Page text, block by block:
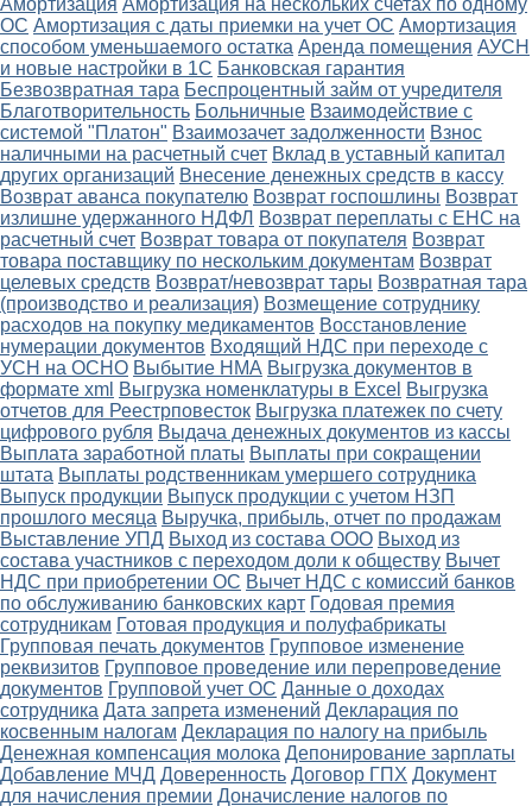
Амортизация Амортизация на нескольких счетах по одному
ОС Амортизация с даты приемки на учет ОС Амортизация
способом уменьшаемого остатка Аренда помещения АУСН
и новые настройки в 1С Банковская гарантия
Безвозвратная тара Беспроцентный займ от учредителя
Благотворительность Больничные Взаимодействие с
системой "Платон" Взаимозачет задолженности Взнос
наличными на расчетный счет Вклад в уставный капитал
других организаций Внесение денежных средств в кассу
Возврат аванса покупателю Возврат госпошлины Возврат
излишне удержанного НДФЛ Возврат переплаты с ЕНС на
расчетный счет Возврат товара от покупателя Возврат
товара поставщику по нескольким документам Возврат
целевых средств Возврат/невозврат тары Возвратная тара
(производство и реализация) Возмещение сотруднику
расходов на покупку медикаментов Восстановление
нумерации документов Входящий НДС при переходе с
УСН на ОСНО Выбытие НМА Выгрузка документов в
формате xml Выгрузка номенклатуры в Excel Выгрузка
отчетов для Реестрповесток Выгрузка платежек по счету
цифрового рубля Выдача денежных документов из кассы
Выплата заработной платы Выплаты при сокращении
штата Выплаты родственникам умершего сотрудника
Выпуск продукции Выпуск продукции с учетом НЗП
прошлого месяца Выручка, прибыль, отчет по продажам
Выставление УПД Выход из состава ООО Выход из
состава участников с переходом доли к обществу Вычет
НДС при приобретении ОС Вычет НДС с комиссий банков
по обслуживанию банковских карт Годовая премия
сотрудникам Готовая продукция и полуфабрикаты
Групповая печать документов Групповое изменение
реквизитов Групповое проведение или перепроведение
документов Групповой учет ОС Данные о доходах
сотрудника Дата запрета изменений Декларация по
косвенным налогам Декларация по налогу на прибыль
Денежная компенсация молока Депонирование зарплаты
Добавление МЧД Доверенность Договор ГПХ Документ
для начисления премии Доначисление налогов по